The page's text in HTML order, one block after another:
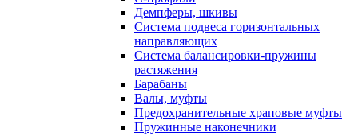
Демпферы, шкивы
Система подвеса горизонтальных
направляющих
Система балансировки-пружины
растяжения
Барабаны
Валы, муфты
Предохранительные храповые муфты
Пружинные наконечники